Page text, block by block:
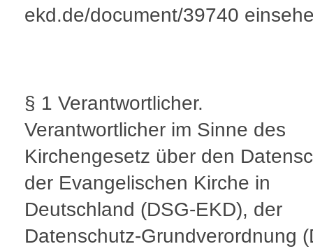
ekd.de/document/39740
§ 1 Verantwortlicher.
Verantwortlicher im Sinne des
Kirchengesetz über den
der Evangelischen Kirche in
Deutschland (DSG-EKD), der
Datenschutz-Grundverordnung